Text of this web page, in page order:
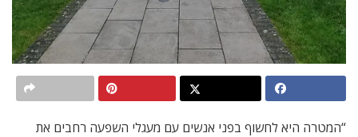
“המטרה היא לחשוף בפני אנשים עם מעגלי השפעה רחבים את